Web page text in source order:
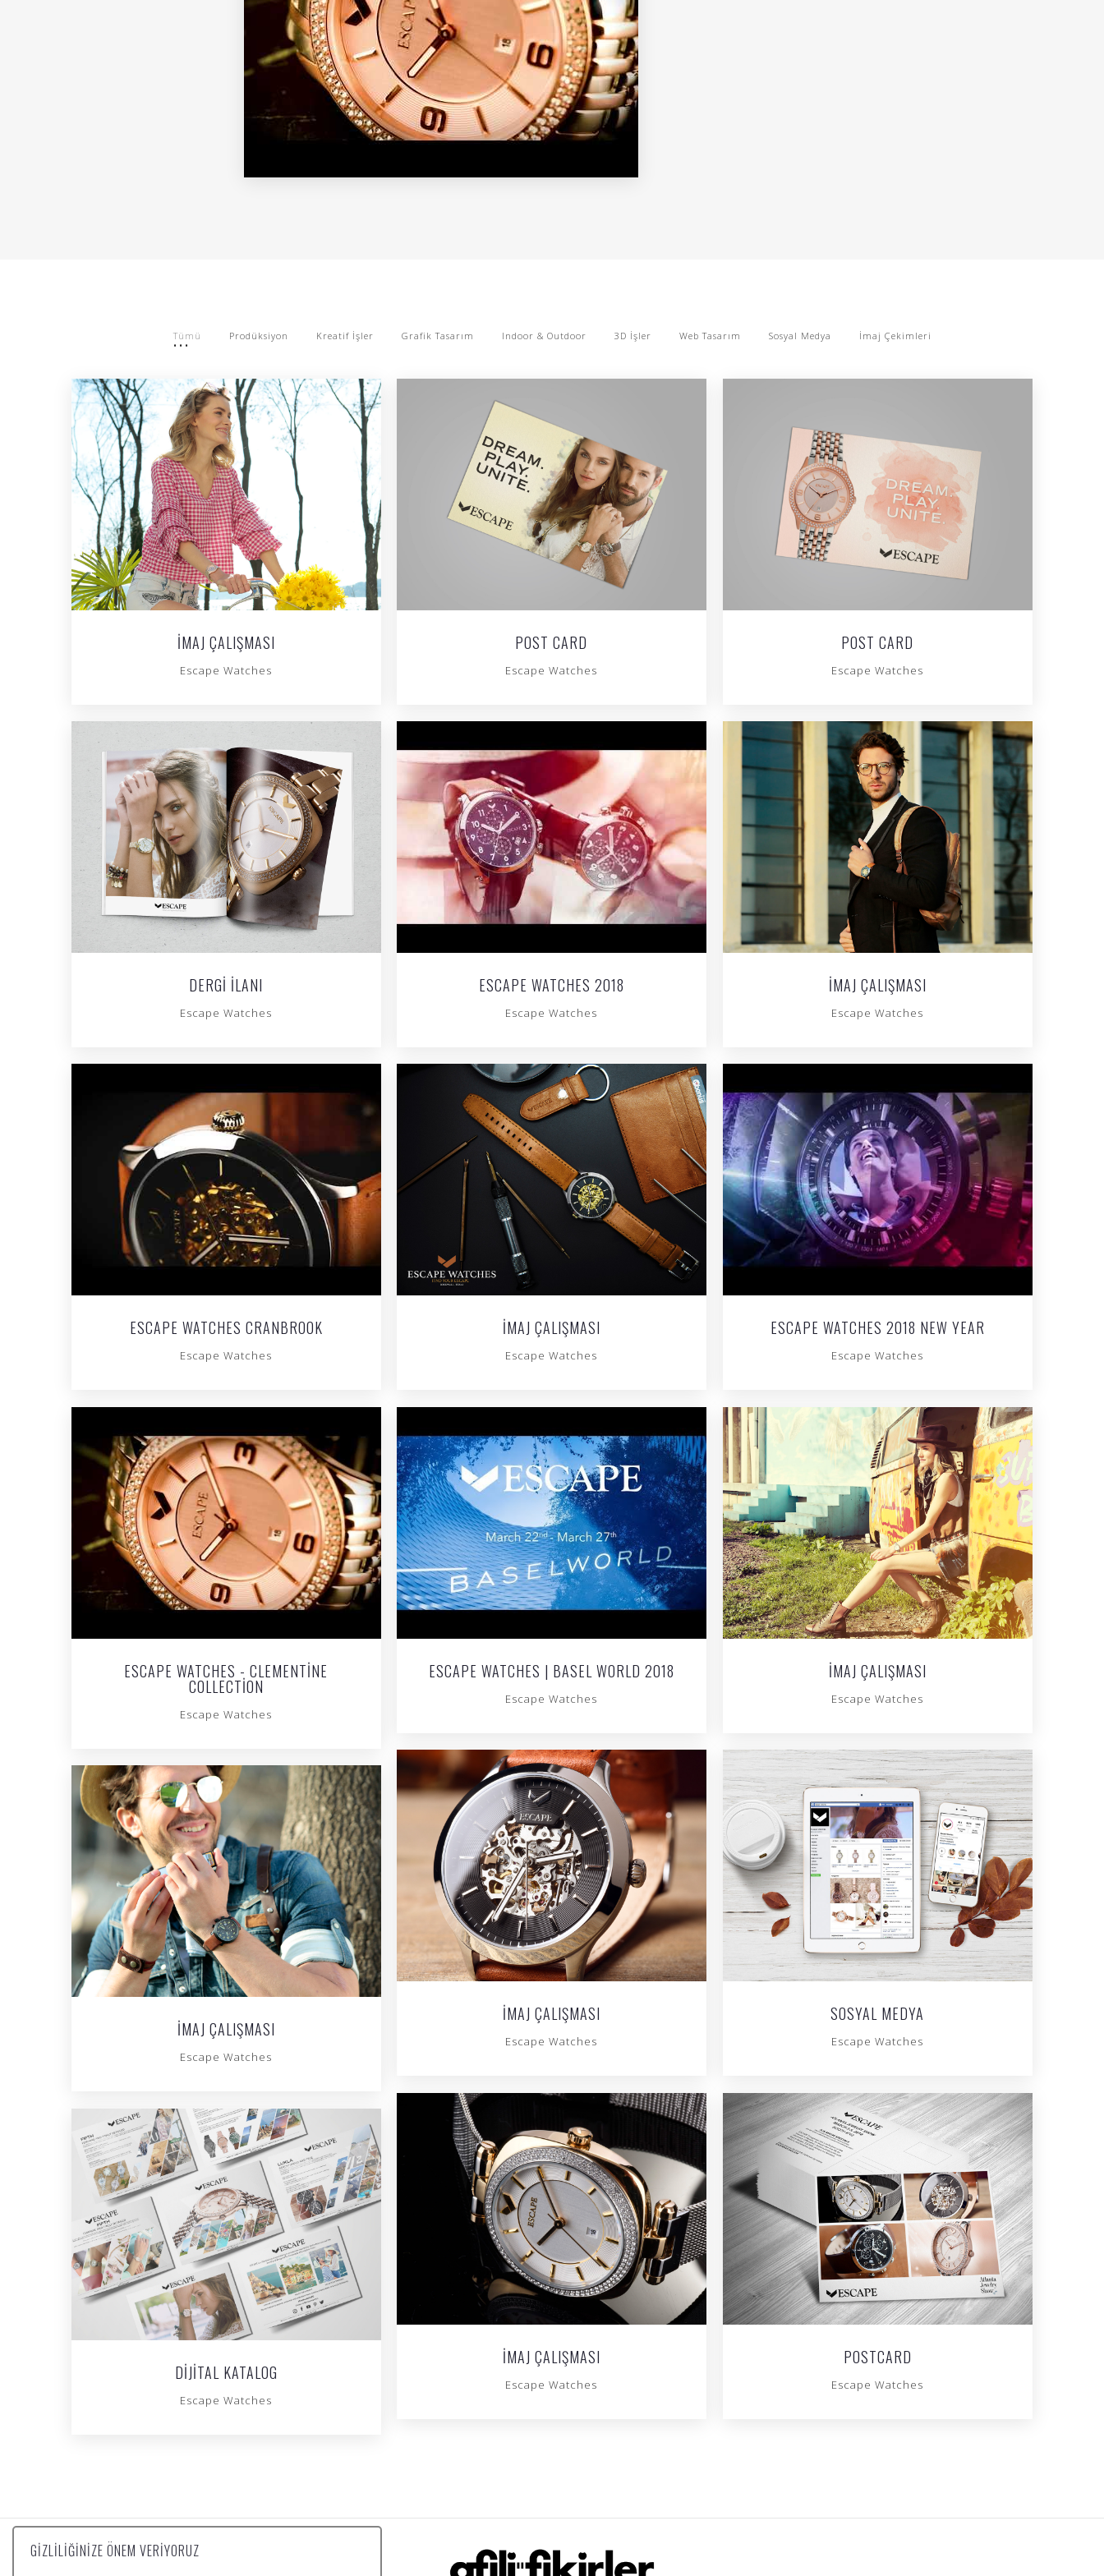
Tümü Prodüksiyon Kreatif İşler Grafik Tasarım Indoor & Outdoor 3D İşler Web Tasarım Sosyal Medya İmaj Çekimleri
İMAJ ÇALIŞMASI
Escape Watches
POST CARD
Escape Watches
POST CARD
Escape Watches
DERGI İLANI
Escape Watches
ESCAPE WATCHES 2018
Escape Watches
İMAJ ÇALIŞMASI
Escape Watches
ESCAPE WATCHES CRANBROOK
Escape Watches
İMAJ ÇALIŞMASI
Escape Watches
ESCAPE WATCHES 2018 NEW YEAR
Escape Watches
ESCAPE WATCHES - CLEMENTINE
COLLECTION
Escape Watches
ESCAPE WATCHES | BASEL WORLD 2018
Escape Watches
İMAJ ÇALIŞMASI
Escape Watches
İMAJ ÇALIŞMASI
Escape Watches
SOSYAL MEDYA
Escape Watches
İMAJ ÇALIŞMASI
Escape Watches
İMAJ ÇALIŞMASI
Escape Watches
POSTCARD
Escape Watches
DIJITAL KATALOG
Escape Watches
GIZLILIĞINIZE ÖNEM VERIYORUZ